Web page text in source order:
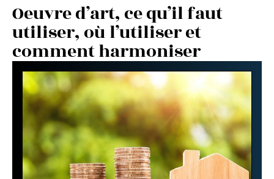
Oeuvre d’art, ce qu’il faut
utiliser, où l’utiliser et
comment harmoniser